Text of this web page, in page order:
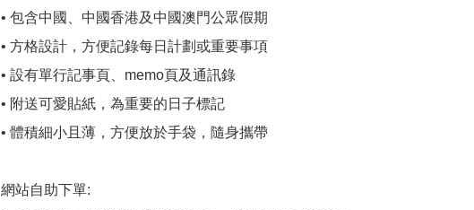
• 包含中國、中國香港及中國澳門公眾假期
• 方格設計，方便記錄每日計劃或重要事項
• 設有單行記事頁、memo頁及通訊錄
• 附送可愛貼紙，為重要的日子標記
• 體積細小且薄，方便放於手袋，隨身攜帶
網站自助下單: